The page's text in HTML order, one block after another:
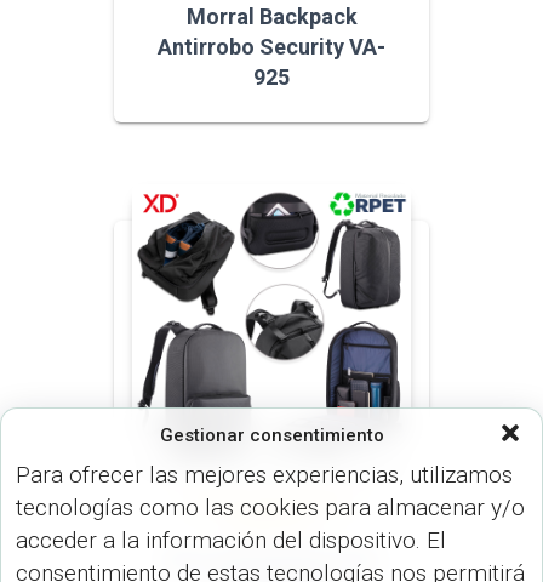
Gestionar consentimiento
Para ofrecer las mejores experiencias, utilizamos
tecnologías como las cookies para almacenar y/o
acceder a la información del dispositivo. El
consentimiento de estas tecnologías nos permitirá
Morral Backpack
Antirrobo Security VA-
925
MORRALES (MALETINES Y
Morral Backpack Flex